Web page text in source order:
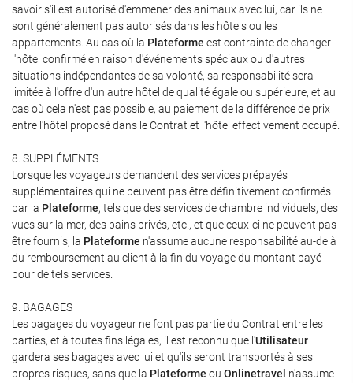
savoir s'il est autorisé d'emmener des animaux avec lui, car ils ne
sont généralement pas autorisés dans les hôtels ou les
appartements. Au cas où la Plateforme est contrainte de changer
l'hôtel confirmé en raison d'événements spéciaux ou d'autres
situations indépendantes de sa volonté, sa responsabilité sera
limitée à l'offre d'un autre hôtel de qualité égale ou supérieure, et au
cas où cela n'est pas possible, au paiement de la différence de prix
entre l'hôtel proposé dans le Contrat et l'hôtel effectivement occupé.
8. SUPPLÉMENTS
Lorsque les voyageurs demandent des services prépayés
supplémentaires qui ne peuvent pas être définitivement confirmés
par la Plateforme, tels que des services de chambre individuels, des
vues sur la mer, des bains privés, etc., et que ceux-ci ne peuvent pas
être fournis, la Plateforme n'assume aucune responsabilité au-delà
du remboursement au client à la fin du voyage du montant payé
pour de tels services.
9. BAGAGES
Les bagages du voyageur ne font pas partie du Contrat entre les
parties, et à toutes fins légales, il est reconnu que l'Utilisateur
gardera ses bagages avec lui et qu'ils seront transportés à ses
propres risques, sans que la Plateforme ou Onlinetravel n'assume